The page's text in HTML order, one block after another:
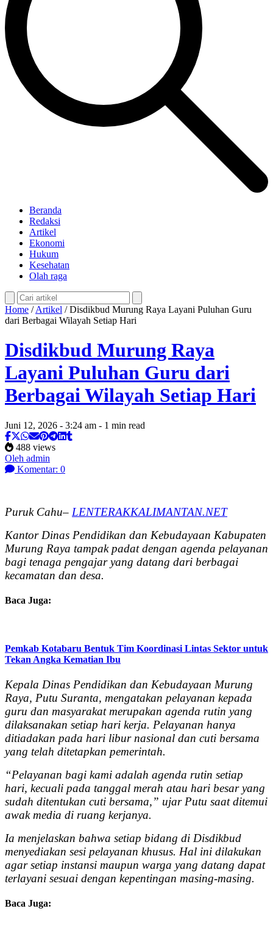
Beranda
Redaksi
Artikel
Ekonomi
Hukum
Kesehatan
Olah raga
Home /Artikel /Disdikbud Murung Raya Layani Puluhan Guru
dari Berbagai Wilayah Setiap Hari
Disdikbud Murung Raya
Layani Puluhan Guru dari
Berbagai Wilayah Setiap Hari
Juni 12, 2026 - 3:24 am - 1 min read
488 views
Oleh admin
Komentar: 0
Puruk Cahu– LENTERAKKALIMANTAN.NET
Kantor Dinas Pendidikan dan Kebudayaan Kabupaten
Murung Raya tampak padat dengan agenda pelayanan
bagi tenaga pengajar yang datang dari berbagai
kecamatan dan desa.
Baca Juga:
Pemkab Kotabaru Bentuk Tim Koordinasi Lintas Sektor untuk
Tekan Angka Kematian Ibu
Kepala Dinas Pendidikan dan Kebudayaan Murung
Raya, Putu Suranta, mengatakan pelayanan kepada
guru dan masyarakat merupakan agenda rutin yang
dilaksanakan setiap hari kerja. Pelayanan hanya
ditiadakan pada hari libur nasional dan cuti bersama
yang telah ditetapkan pemerintah.
“Pelayanan bagi kami adalah agenda rutin setiap
hari, kecuali pada tanggal merah atau hari besar yang
sudah ditentukan cuti bersama,” ujar Putu saat ditemui
awak media di ruang kerjanya.
Ia menjelaskan bahwa setiap bidang di Disdikbud
menyediakan sesi pelayanan khusus. Hal ini dilakukan
agar setiap instansi maupun warga yang datang dapat
terlayani sesuai dengan kepentingan masing-masing.
Baca Juga: